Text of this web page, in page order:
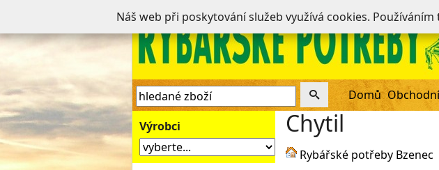
Domů
Výrobci Chytil
Rybářské potřeby Bzenec
Náš web při poskytování služeb využívá cookies.